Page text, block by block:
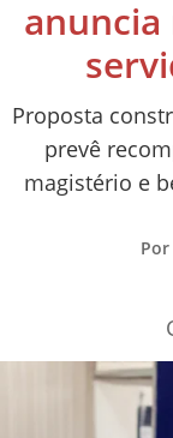
anuncia
Proposta
prevê
magistério e